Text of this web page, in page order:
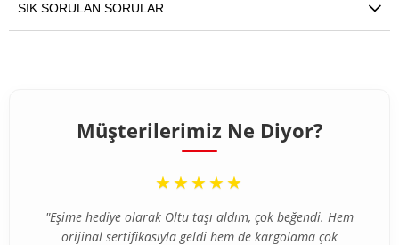
SIK SORULAN SORULAR
Müşterilerimiz Ne Diyor?
“
★★★★★
"Eşime hediye olarak Oltu taşı aldım, çok beğendi. Hem
orijinal sertifikasıyla geldi hem de kargolama çok
“
★★★★★
"İlk defa internetten tesbih aldım ve tereddütlerim vardı
ama ürün beklediğimden çok daha kaliteli çıktı. Gümüş